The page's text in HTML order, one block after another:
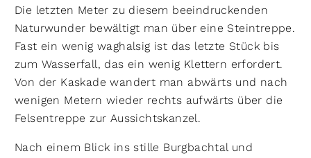
Die letzten Meter zu diesem beeindruckenden
Naturwunder bewältigt man über eine Steintreppe.
Fast ein wenig waghalsig ist das letzte Stück bis
zum Wasserfall, das ein wenig Klettern erfordert.
Von der Kaskade wandert man abwärts und nach
wenigen Metern wieder rechts aufwärts über die
Felsentreppe zur Aussichtskanzel.
Nach einem Blick ins stille Burgbachtal und